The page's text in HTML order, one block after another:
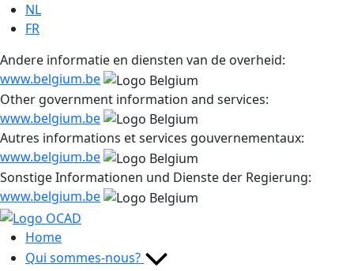
Sauter
au
NL
FR
Andere informatie en diensten van de overheid:
www.belgium.be
Other government information and services:
www.belgium.be
Autres informations et services gouvernementaux:
www.belgium.be
Sonstige Informationen und Dienste der Regierung:
www.belgium.be
Home
Qui sommes-nous?